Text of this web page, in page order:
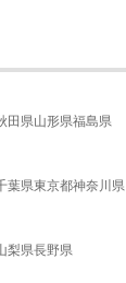
田県山形県福島県
葉県東京都神奈川県
梨県長野県